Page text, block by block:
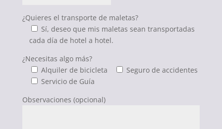
¿Quieres el transporte de maletas?
Sí, deseo que mis maletas sean transportadas
cada día de hotel a hotel.
¿Necesitas algo más?
Alquiler de bicicleta
Seguro de accidentes
Servicio de Guía
Observaciones (opcional)